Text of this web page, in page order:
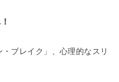
・ブレイク」、心理的なスリ